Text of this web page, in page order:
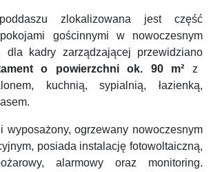
zlokalizowana jest część
gościnnymi w nowoczesnym
dla kadry zarządzającej przewidziano
t o powierzchni ok. 90 m² z
kuchnią, sypialnią, łazienką,
wyposażony, ogrzewany nowoczesnym
posiada instalację fotowoltaiczną,
alarmowy oraz monitoring.